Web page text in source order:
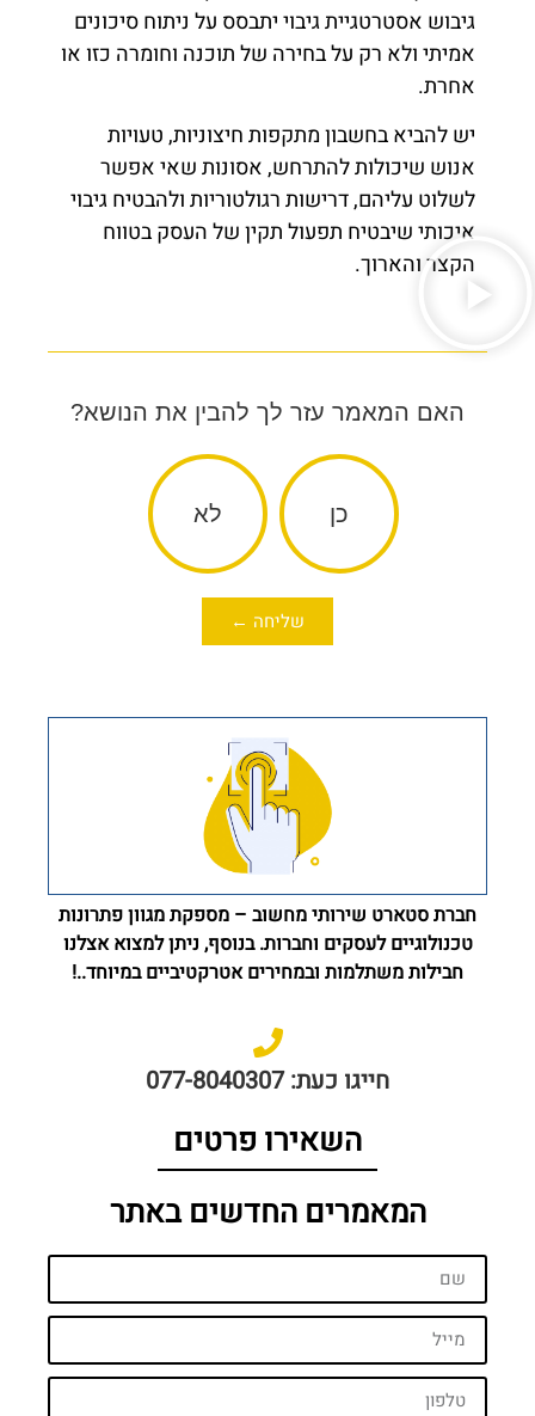
גיבוש אסטרטגיית גיבוי יתבסס על ניתוח סיכונים
אמיתי ולא רק על בחירה של תוכנה וחומרה כזו או
אחרת.
יש להביא בחשבון מתקפות חיצוניות, טעויות
אנוש שיכולות להתרחש, אסונות שאי אפשר
לשלוט עליהם, דרישות רגולטוריות ולהבטיח גיבוי
איכותי שיבטיח תפעול תקין של העסק בטווח
הקצר והארוך.
האם המאמר עזר לך להבין את הנושא?
כן לא
שליחה ←
חברת סטארט שירותי מחשוב – מספקת מגוון פתרונות
טכנולוגיים לעסקים וחברות. בנוסף, ניתן למצוא אצלנו
חבילות משתלמות ובמחירים אטרקטיביים במיוחד..!
חייגו כעת: 077-8040307
השאירו פרטים
המאמרים החדשים באתר